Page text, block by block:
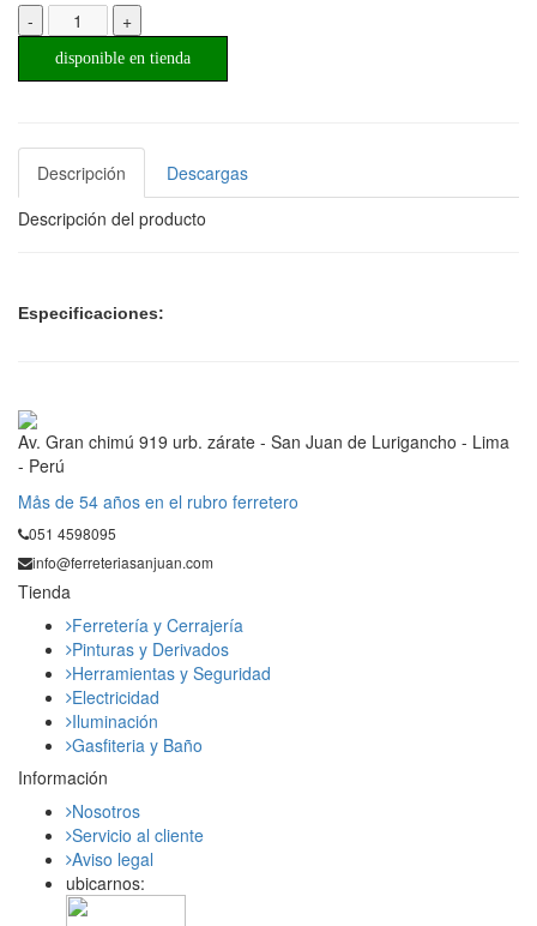
- +
disponible en tienda
Descripción
Descargas
Descripción del producto
Especificaciones:
Av. Gran chimú 919 urb. zárate - San Juan de Lurigancho - Lima
- Perú
Mås de 54 años en el rubro ferretero
051 4598095
info@ferreteriasanjuan.com
Tienda
Ferretería y Cerrajería
Pinturas y Derivados
Herramientas y Seguridad
Electricidad
Iluminación
Gasfiteria y Baño
Información
Nosotros
Servicio al cliente
Aviso legal
ubicarnos: